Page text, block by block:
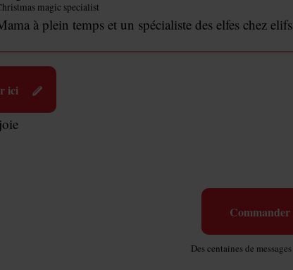
magic specialist
à plein temps et un spécialiste des elfes chez
ici
Commander
Des centaines de